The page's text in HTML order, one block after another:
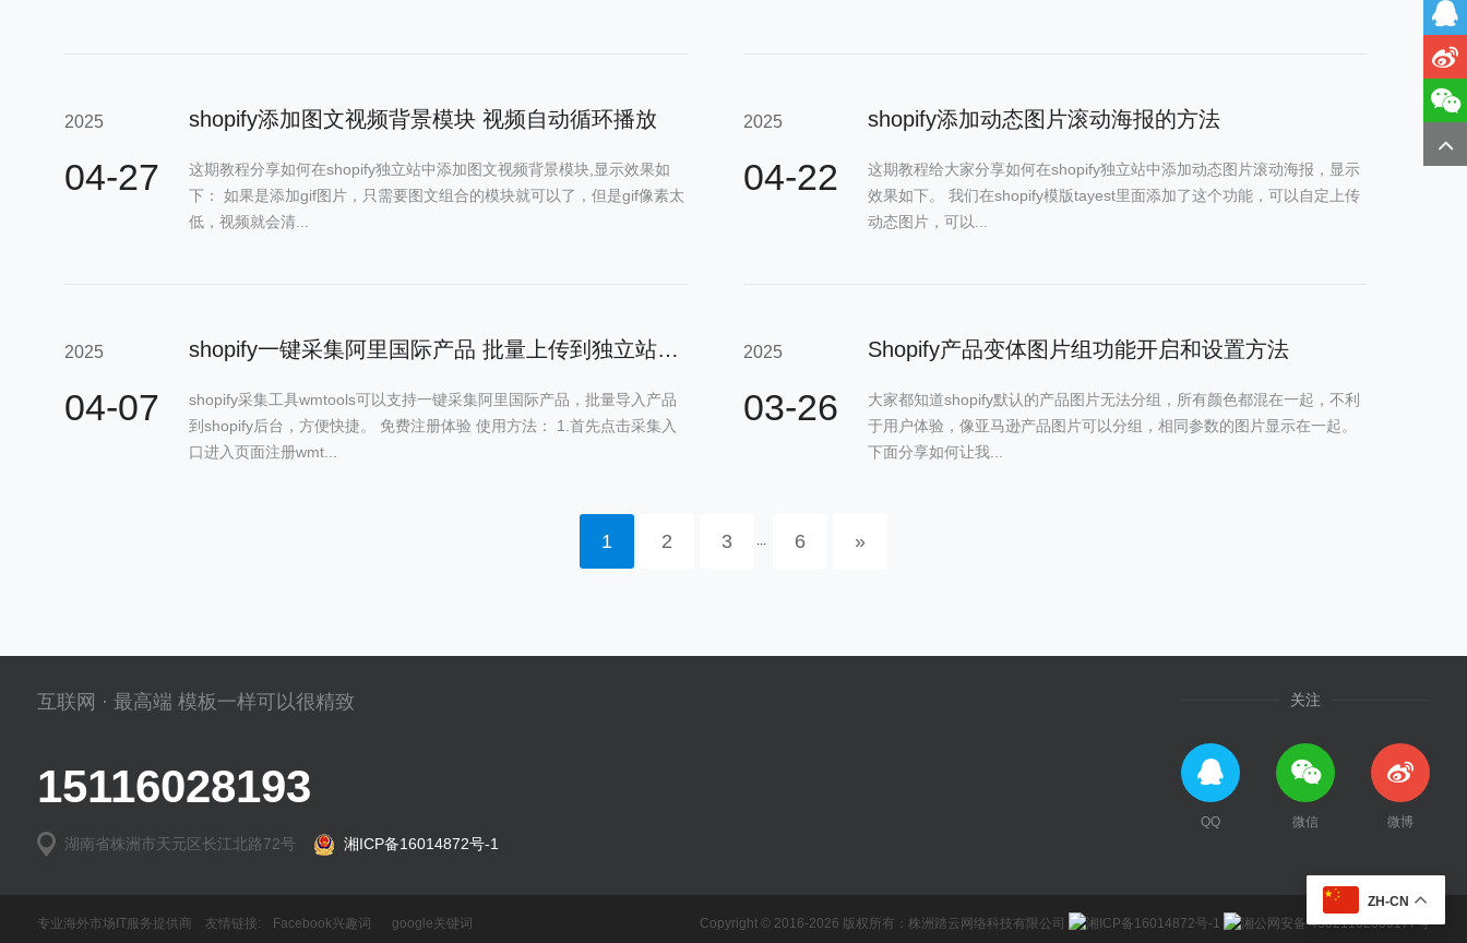
2025
04-27
shopify添加图文视频背景模块 视频自动循环播放
这期教程分享如何在shopify独立站中添加图文视频背景模块,显示效果如
下： 如果是添加gif图片，只需要图文组合的模块就可以了，但是gif像素太
低，视频就会清...
2025
04-22
shopify添加动态图片滚动海报的方法
这期教程给大家分享如何在shopify独立站中添加动态图片滚动海报，显示
效果如下。 我们在shopify模版tayest里面添加了这个功能，可以自定上传
动态图片，可以...
2025
04-07
shopify一键采集阿里国际产品 批量上传到独立站后台
shopify采集工具wmtools可以支持一键采集阿里国际产品，批量导入产品
到shopify后台，方便快捷。 免费注册体验 使用方法： 1.首先点击采集入
口进入页面注册wmt...
2025
03-26
Shopify产品变体图片组功能开启和设置方法
大家都知道shopify默认的产品图片无法分组，所有颜色都混在一起，不利
于用户体验，像亚马逊产品图片可以分组，相同参数的图片显示在一起。
下面分享如何让我...
1 2 3 6 »
互联网 · 最高端 模板一样可以很精致
15116028193
湖南省株洲市天元区长江北路72号 湘ICP备16014872号-1
关注
QQ 微信 微博
专业海外市场IT服务提供商 友情链接: Facebook兴趣词 google关键词 Copyright © 2016-2026 版权所有：株洲踏云网络科技有限公司 湘ICP备16014872号-1 湘公网安备 43021102000177号
ZH-CN